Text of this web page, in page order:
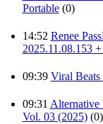
Portable (0)
14:52 Renee
2025.11.08.153
09:39 Viral Beats
09:31 Alternative
Vol. 03 (2025) (0)